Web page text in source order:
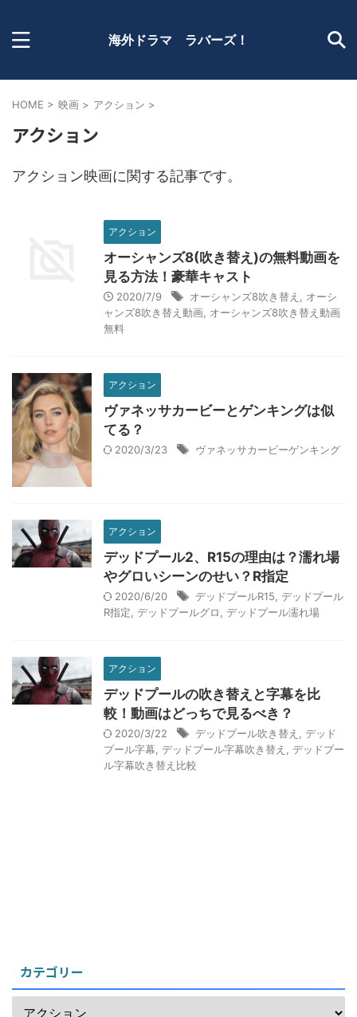
海外ドラマ ラバーズ！
HOME > 映画 > アクション >
アクション
アクション映画に関する記事です。
アクション
オーシャンズ8(吹き替え)の無料動画を
見る方法！豪華キャスト
2020/7/9 オーシャンズ8吹き替え
オーシ
ャンズ8吹き替え動画 オーシャンズ8吹き替え動画
無料
アクション
ヴァネッサカービーとゲンキングは似
てる？
2020/3/23 ヴァネッサカービーゲンキング
アクション
デッドプール2、R15の理由は？濡れ場
やグロいシーンのせい？R指定
2020/6/20 デッドプールR15
デッドプール
R指定
デッドプールグロ デッドプール濡れ場
アクション
デッドプールの吹き替えと字幕を比
較！動画はどっちで見るべき？
2020/3/22 デッドプール吹き替え
デッド
プール字幕
デッドプール字幕吹き替え
デッドプー
ル字幕吹き替え比較
カテゴリー